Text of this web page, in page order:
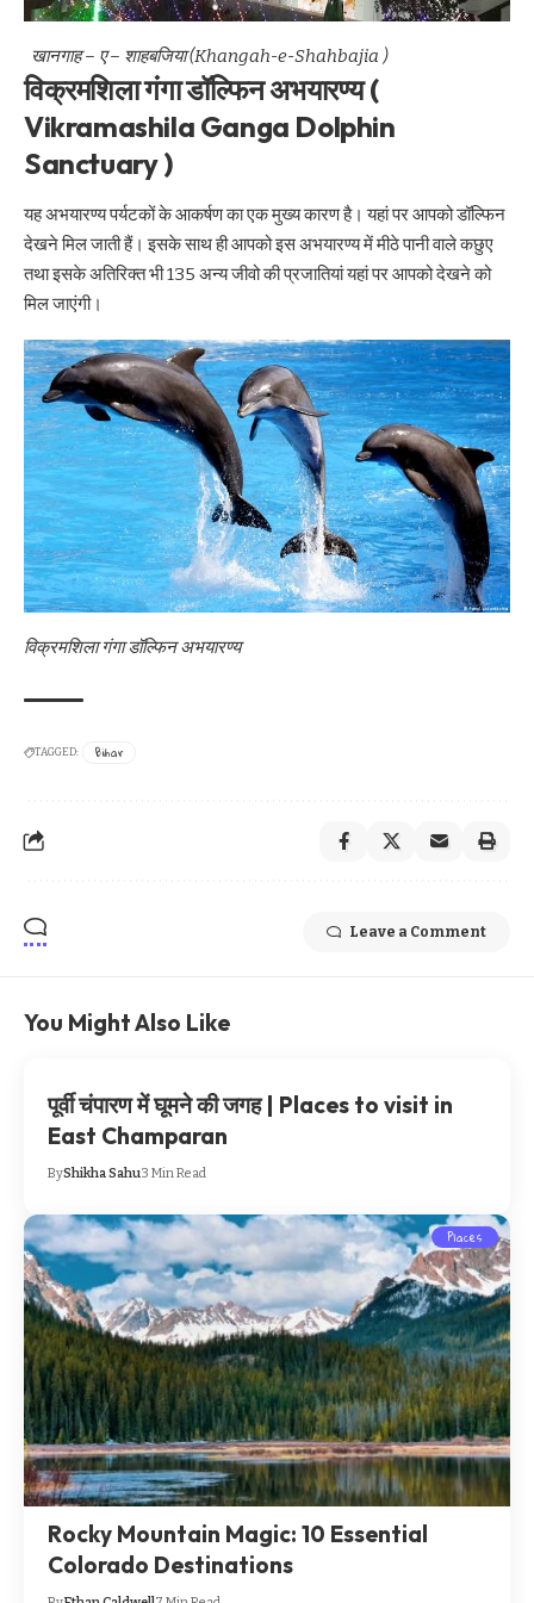
खानगाह – ए – शाहबजिया (Khangah-e-Shahbajia )
विक्रमशिला गंगा डॉल्फिन अभयारण्य (
Vikramashila Ganga Dolphin
Sanctuary )
यह अभयारण्य पर्यटकों के आकर्षण का एक मुख्य कारण है। यहां पर आपको डॉल्फिन
देखने मिल जाती हैं। इसके साथ ही आपको इस अभयारण्य में मीठे पानी वाले कछुए
तथा इसके अतिरिक्त भी 135 अन्य जीवो की प्रजातियां यहां पर आपको देखने को
मिल जाएंगी।
विक्रमशिला गंगा डॉल्फिन अभयारण्य
TAGGED: Bihar
Leave a Comment
You Might Also Like
पूर्वी चंपारण में घूमने की जगह | Places to visit in
East Champaran
ByShikha Sahu3 Min Read
Places
Rocky Mountain Magic: 10 Essential
Colorado Destinations